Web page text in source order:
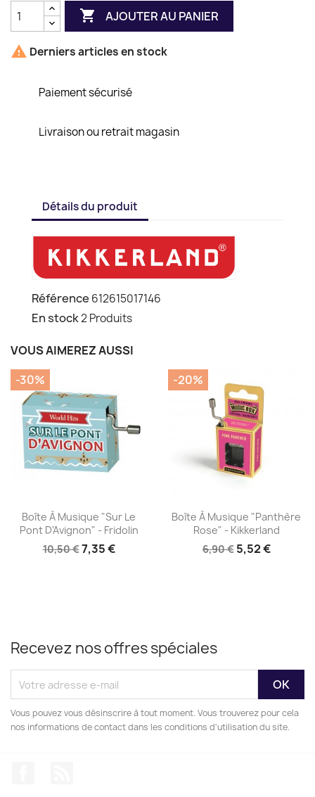
 AJOUTER AU PANIER
 Derniers articles en stock
Paiement sécurisé
Livraison ou retrait magasin
Détails du produit
Référence 612615017146
En stock2 Produits
VOUS AIMEREZ AUSSI
 Aperçu rapide
Boîte À Musique "Sur Le
Pont D'Avignon" - Fridolin
10,50 €7,35 €
-30%
 Aperçu rapide
Boîte À Musique "Panthère
Rose" - Kikkerland
6,90 € 5,52 €
-20%
Recevez nos offres spéciales
Vous pouvez vous désinscrire à tout moment. Vous trouverez pour cela
nos informations de contact dans les conditions d'utilisation du site.